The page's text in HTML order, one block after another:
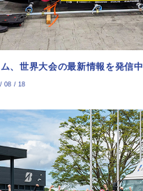
、世界大会の最新情報を発信中
08 / 18